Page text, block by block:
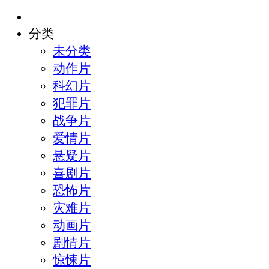
分类
未分类
动作片
科幻片
犯罪片
战争片
爱情片
悬疑片
喜剧片
恐怖片
灾难片
动画片
剧情片
惊悚片